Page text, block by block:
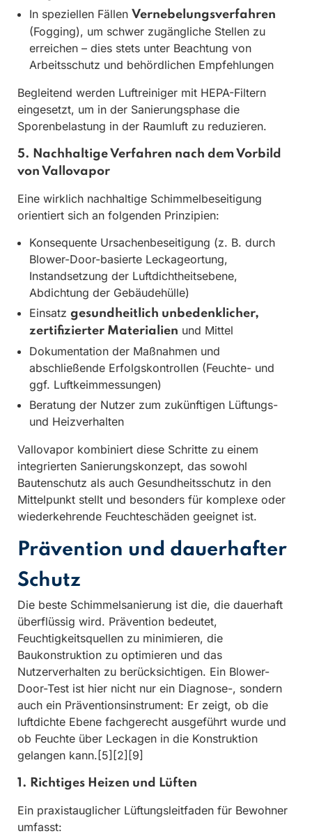
In speziellen Fällen Vernebelungsverfahren
(Fogging), um schwer zugängliche Stellen zu
erreichen – dies stets unter Beachtung von
Arbeitsschutz und behördlichen Empfehlungen
Begleitend werden Luftreiniger mit HEPA-Filtern
eingesetzt, um in der Sanierungsphase die
Sporenbelastung in der Raumluft zu reduzieren.
5. Nachhaltige Verfahren nach dem Vorbild
von Vallovapor
Eine wirklich nachhaltige Schimmelbeseitigung
orientiert sich an folgenden Prinzipien:
Konsequente Ursachenbeseitigung (z. B. durch
Blower-Door-basierte Leckageortung,
Instandsetzung der Luftdichtheitsebene,
Abdichtung der Gebäudehülle)
Einsatz gesundheitlich unbedenklicher,
zertifizierter Materialien und Mittel
Dokumentation der Maßnahmen und
abschließende Erfolgskontrollen (Feuchte- und
ggf. Luftkeimmessungen)
Beratung der Nutzer zum zukünftigen Lüftungs-
und Heizverhalten
Vallovapor kombiniert diese Schritte zu einem
integrierten Sanierungskonzept, das sowohl
Bautenschutz als auch Gesundheitsschutz in den
Mittelpunkt stellt und besonders für komplexe oder
wiederkehrende Feuchteschäden geeignet ist.
Prävention und dauerhafter
Schutz
Die beste Schimmelsanierung ist die, die dauerhaft
überflüssig wird. Prävention bedeutet,
Feuchtigkeitsquellen zu minimieren, die
Baukonstruktion zu optimieren und das
Nutzerverhalten zu berücksichtigen. Ein Blower-
Door-Test ist hier nicht nur ein Diagnose-, sondern
auch ein Präventionsinstrument: Er zeigt, ob die
luftdichte Ebene fachgerecht ausgeführt wurde und
ob Feuchte über Leckagen in die Konstruktion
gelangen kann.[5][2][9]
1. Richtiges Heizen und Lüften
Ein praxistauglicher Lüftungsleitfaden für Bewohner
umfasst: